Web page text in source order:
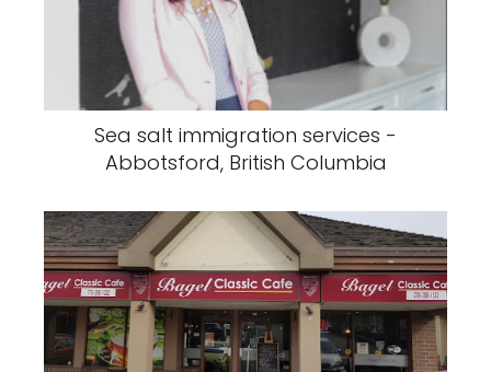
Sea salt immigration services -
Abbotsford, British Columbia